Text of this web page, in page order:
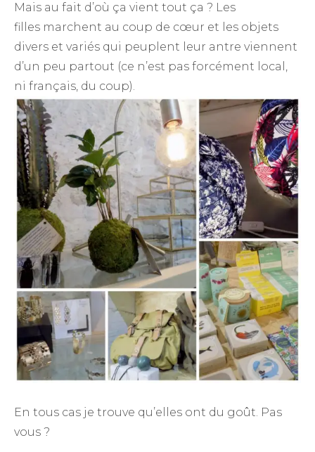
Mais au fait d’où ça vient tout ça ? Les
filles marchent au coup de cœur et les objets
divers et variés qui peuplent leur antre viennent
d’un peu partout (ce n’est pas forcément local,
ni français, du coup).
En tous cas je trouve qu’elles ont du goût. Pas
vous ?